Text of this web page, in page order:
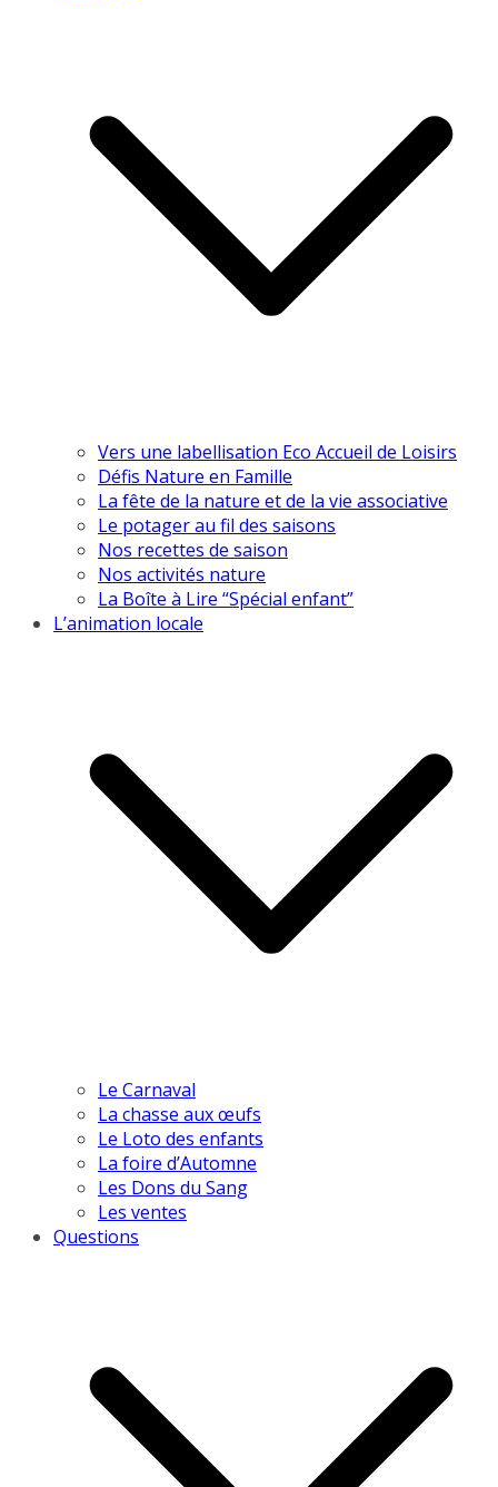
Vers une labellisation Eco Accueil de Loisirs
Défis Nature en Famille
La fête de la nature et de la vie associative
Le potager au fil des saisons
Nos recettes de saison
Nos activités nature
La Boîte à Lire “Spécial enfant”
L’animation locale
Le Carnaval
La chasse aux œufs
Le Loto des enfants
La foire d’Automne
Les Dons du Sang
Les ventes
Questions